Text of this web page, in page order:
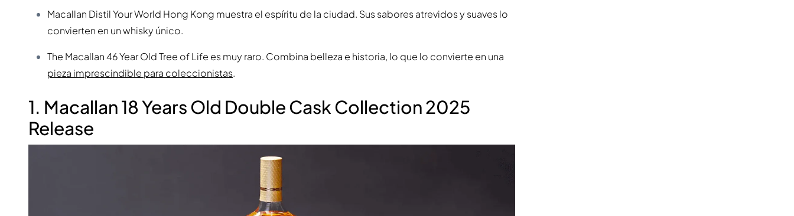
Macallan Distil Your World Hong Kong muestra el espíritu de la ciudad. Sus sabores atrevidos y suaves lo
convierten en un whisky único.
The Macallan 46 Year Old Tree of Life es muy raro. Combina belleza e historia, lo que lo convierte en una
pieza imprescindible para coleccionistas.
1. Macallan 18 Years Old Double Cask Collection 2025
Release